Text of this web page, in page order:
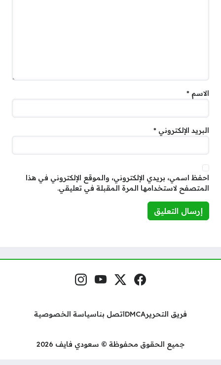
الاسم *
البريد الإلكتروني *
احفظ اسمي، بريدي الإلكتروني، والموقع الإلكتروني في هذا
المتصفح لاستخدامها المرة المقبلة في تعليقي.
مواقع التواصل فيسبوكمنصة إكس
يوتيوبإنستغرام
فريق التحريرDMCA اتصل بناسياسة الخصوصية
جميع الحقوق محفوظة © سعودي فايف 2026